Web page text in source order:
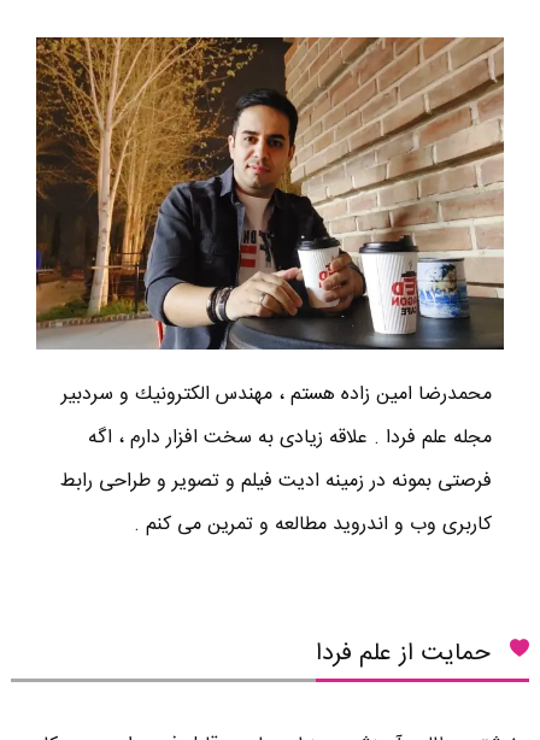
محمدرضا امين زاده هستم ، مهندس الكترونيك و سردبير
مجله علم فردا . علاقه زیادی به سخت افزار دارم ، اگه
فرصتی بمونه در زمینه ادیت فیلم و تصویر و طراحی رابط
کاربری وب و اندروید مطالعه و تمرین می کنم .
حمایت از علم فردا